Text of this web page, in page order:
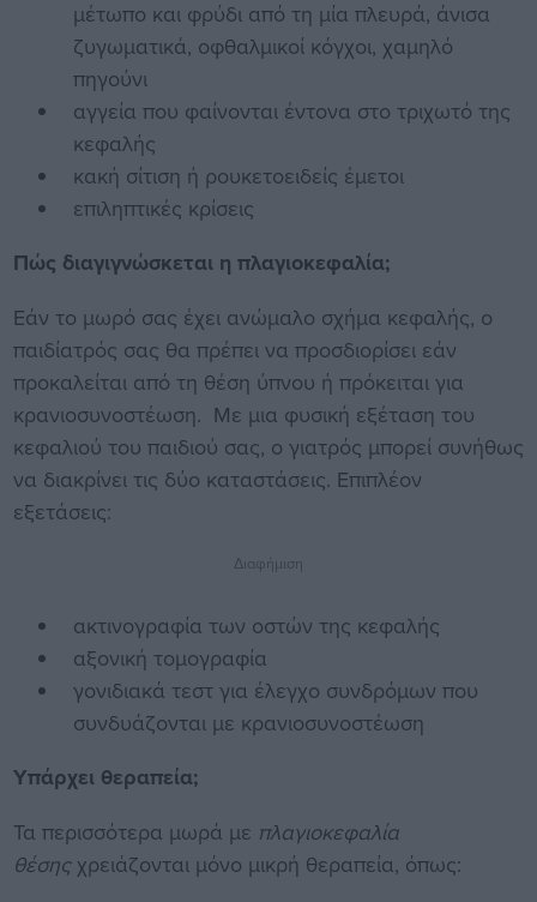
μέτωπο και φρύδι από τη μία πλευρά, άνισα
ζυγωματικά, οφθαλμικοί κόγχοι, χαμηλό
πηγούνι
αγγεία που φαίνονται έντονα στο τριχωτό της
κεφαλής
κακή σίτιση ή ρουκετοειδείς έμετοι
επιληπτικές κρίσεις
Πώς διαγιγνώσκεται η πλαγιοκεφαλία;
Εάν το μωρό σας έχει ανώμαλο σχήμα κεφαλής, ο
παιδίατρός σας θα πρέπει να προσδιορίσει εάν
προκαλείται από τη θέση ύπνου ή πρόκειται για
κρανιοσυνοστέωση. Με μια φυσική εξέταση του
κεφαλιού του παιδιού σας, ο γιατρός μπορεί συνήθως
να διακρίνει τις δύο καταστάσεις. Επιπλέον
εξετάσεις:
Διαφήμιση
ακτινογραφία των οστών της κεφαλής
αξονική τομογραφία
γονιδιακά τεστ για έλεγχο συνδρόμων που
συνδυάζονται με κρανιοσυνοστέωση
Υπάρχει θεραπεία;
Τα περισσότερα μωρά με πλαγιοκεφαλία
θέσηςχρειάζονται μόνο μικρή θεραπεία, όπως: